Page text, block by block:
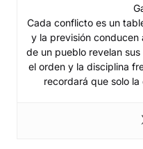
Cada conflicto es un
y la previsión conducen
de un pueblo revelan
el orden y la disciplina
recordará que solo